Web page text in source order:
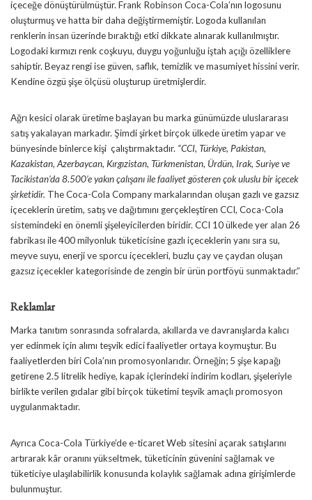
içeceğe dönüştürülmüştür. Frank Robinson Coca-Cola’nın logosunu
oluşturmuş ve hatta bir daha değiştirmemiştir. Logoda kullanılan
renklerin insan üzerinde bıraktığı etki dikkate alınarak kullanılmıştır.
Logodaki kırmızı renk coşkuyu, duygu yoğunluğu iştah açığı özelliklere
sahiptir. Beyaz rengi ise güven, saflık, temizlik ve masumiyet hissini verir.
Kendine özgü şişe ölçüsü oluşturup üretmişlerdir.
Ağrı kesici olarak üretime başlayan bu marka günümüzde uluslararası
satış yakalayan markadır. Şimdi şirket birçok ülkede üretim yapar ve
bünyesinde binlerce kişi çalıştırmaktadır. “CCI, Türkiye, Pakistan,
Kazakistan, Azerbaycan, Kırgızistan, Türkmenistan, Ürdün, Irak, Suriye ve
Tacikistan’da 8.500’e yakın çalışanı ile faaliyet gösteren çok uluslu bir içecek
şirketidir. The Coca-Cola Company markalarından oluşan gazlı ve gazsız
içeceklerin üretim, satış ve dağıtımını gerçekleştiren CCI, Coca-Cola
sistemindeki en önemli şişeleyicilerden biridir. CCI 10 ülkede yer alan 26
fabrikası ile 400 milyonluk tüketicisine gazlı içeceklerin yanı sıra su,
meyve suyu, enerji ve sporcu içecekleri, buzlu çay ve çaydan oluşan
gazsız içecekler kategorisinde de zengin bir ürün portföyü sunmaktadır.”
Reklamlar
Marka tanıtım sonrasında sofralarda, akıllarda ve davranışlarda kalıcı
yer edinmek için alımı teşvik edici faaliyetler ortaya koymuştur. Bu
faaliyetlerden biri Cola’nın promosyonlarıdır. Örneğin; 5 şişe kapağı
getirene 2.5 litrelik hediye, kapak içlerindeki indirim kodları, şişeleriyle
birlikte verilen gıdalar gibi birçok tüketimi teşvik amaçlı promosyon
uygulanmaktadır.
Ayrıca Coca-Cola Türkiye’de e-ticaret Web sitesini açarak satışlarını
artırarak kâr oranını yükseltmek, tüketicinin güvenini sağlamak ve
tüketiciye ulaşılabilirlik konusunda kolaylık sağlamak adına girişimlerde
bulunmuştur.